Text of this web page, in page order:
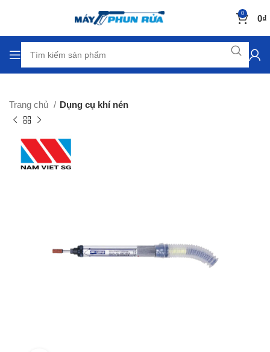
0 0₫
Trang chủ Dụng cụ khí nén